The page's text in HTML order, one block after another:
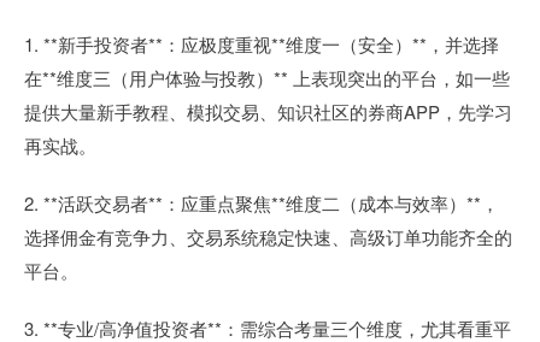
1. **新手投资者**：应极度重视**维度一（安全）**，并选择
在**维度三（用户体验与投教）** 上表现突出的平台，如一些
提供大量新手教程、模拟交易、知识社区的券商APP，先学习
再实战。
2. **活跃交易者**：应重点聚焦**维度二（成本与效率）**，
选择佣金有竞争力、交易系统稳定快速、高级订单功能齐全的
平台。
3. **专业/高净值投资者**：需综合考量三个维度，尤其看重平